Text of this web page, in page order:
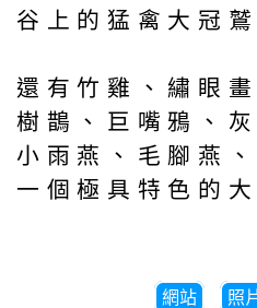
谷上的猛禽大冠鷲
還有竹雞、繡眼
樹鵲、巨嘴鴉、
小雨燕、毛腳燕
一個極具特色的
網站 照